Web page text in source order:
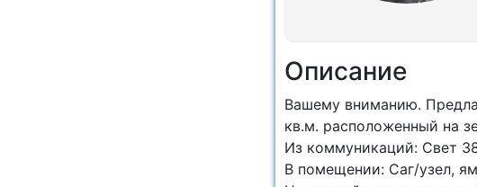
Описание
Вашему вниманию.
кв.м. расположенный на
Из коммуникаций: Свет
В помещении: Саг/узел,